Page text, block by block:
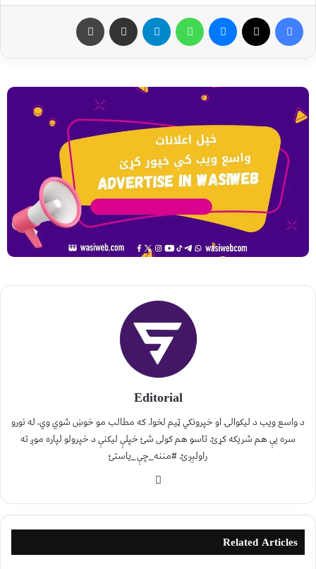
Editorial
د واسع ویب د لیکوالۍ او خپرونکي ټیم لخوا. که مطالب مو خوښ شوي وي، له نورو
سره یې هم شریکه کړئ. تاسو هم کولی شئ خپلې لیکنې د خپرولو لپاره موږ ته
راولېږئ. #مننه_چې_یاستئ
Related Articles